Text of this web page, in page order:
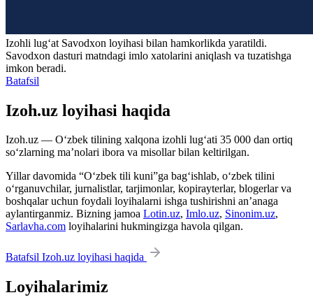
Izohli lugʻat Savodxon loyihasi bilan hamkorlikda yaratildi.
Savodxon dasturi matndagi imlo xatolarini aniqlash va tuzatishga
imkon beradi.
Batafsil
Izoh.uz loyihasi haqida
Izoh.uz — O‘zbek tilining xalqona izohli lug‘ati 35 000 dan ortiq
so‘zlarning ma’nolari ibora va misollar bilan keltirilgan.
Yillar davomida “O‘zbek tili kuni”ga bag‘ishlab, o‘zbek tilini
o‘rganuvchilar, jurnalistlar, tarjimonlar, kopirayterlar, blogerlar va
boshqalar uchun foydali loyihalarni ishga tushirishni an’anaga
aylantirganmiz. Bizning jamoa Lotin.uz, Imlo.uz, Sinonim.uz,
Sarlavha.com loyihalarini hukmingizga havola qilgan.
Batafsil Izoh.uz loyihasi haqida
Loyihalarimiz